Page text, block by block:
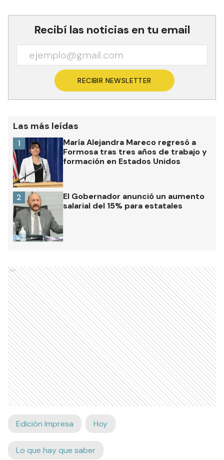
Recibí las noticias en tu email
RECIBIR NEWSLETTER
Las más leídas
María Alejandra Mareco regresó a
Formosa tras tres años de trabajo y
formación en Estados Unidos
1
El Gobernador anunció un aumento
salarial del 15% para estatales
2
Ads
Edición Impresa Hoy
Lo que hay que saber